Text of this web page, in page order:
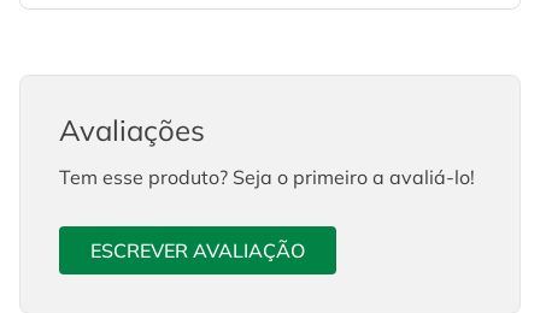
Avaliações
Tem esse produto? Seja o primeiro a avaliá-lo!
ESCREVER AVALIAÇÃO